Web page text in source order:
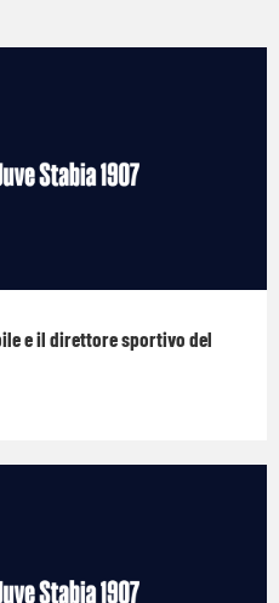
e il direttore sportivo del